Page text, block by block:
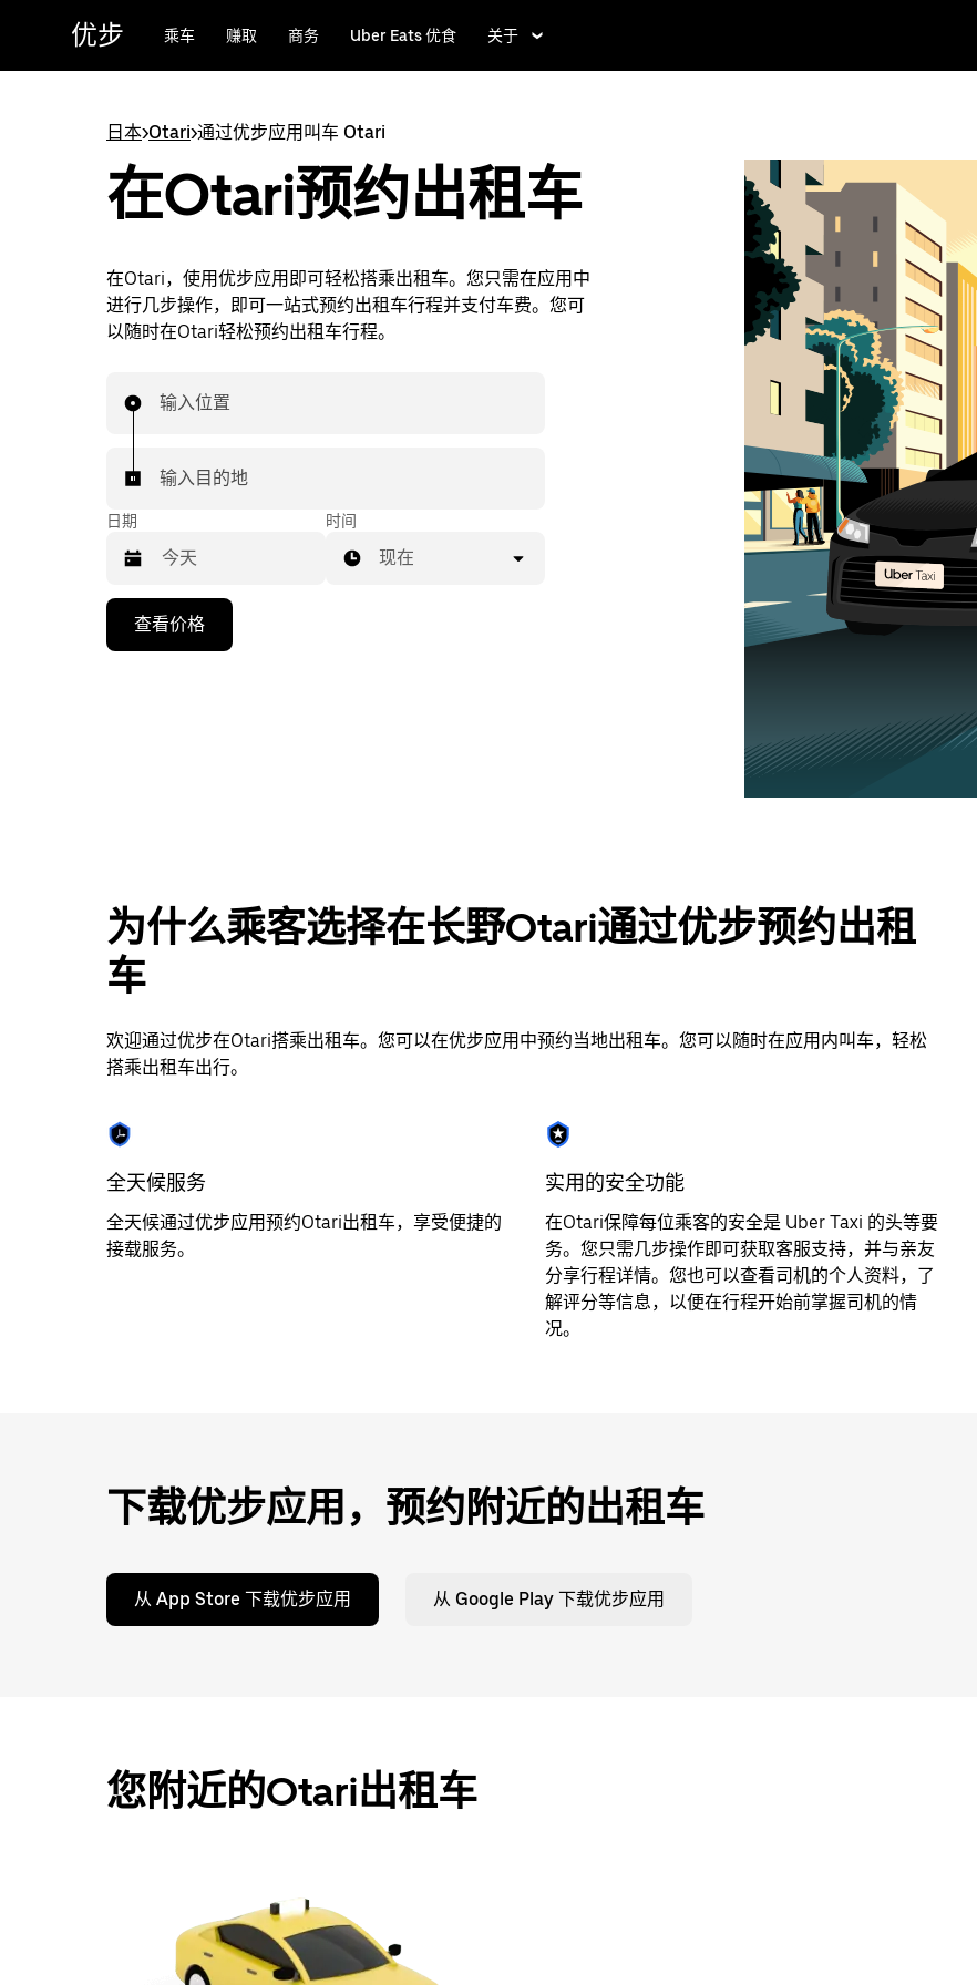
优步 乘车 赚取 商务 Uber Eats 优食 关于
日本>Otari>通过优步应用叫车 Otari
在Otari预约出租车
在Otari，使用优步应用即可轻松搭乘出租车。您只需在应用中
进行几步操作，即可一站式预约出租车行程并支付车费。您可
以随时在Otari轻松预约出租车行程。
输入位置
输入目的地
日期
向
并
选
择
日
按
退
键
可
关
日
历。
时间
现在
查看价格
为什么乘客选择在长野Otari通过优步预约出租
车
欢迎通过优步在Otari搭乘出租车。您可以在优步应用中预约当地出租车。您可以随时在应用内叫车，轻松
搭乘出租车出行。
全天候服务
全天候通过优步应用预约Otari出租车，享受便捷的
接载服务。
实用的安全功能
在Otari保障每位乘客的安全是 Uber Taxi 的头等要
务。您只需几步操作即可获取客服支持，并与亲友
分享行程详情。您也可以查看司机的个人资料，了
解评分等信息，以便在行程开始前掌握司机的情
况。
下载优步应用，预约附近的出租车
从 App Store 下载优步应用 从 Google Play 下载优步应用
您附近的Otari出租车